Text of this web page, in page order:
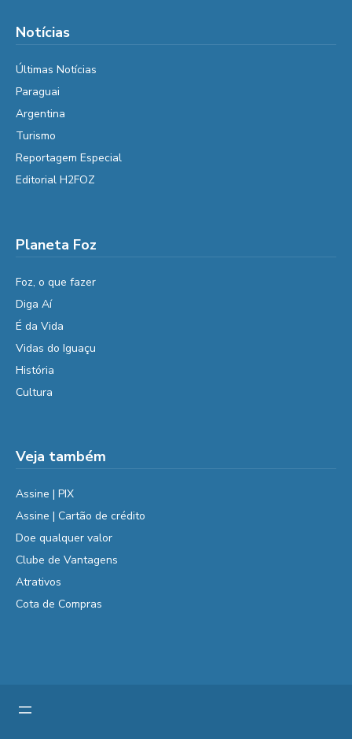
Notícias
Últimas Notícias
Paraguai
Argentina
Turismo
Reportagem Especial
Editorial H2FOZ
Planeta Foz
Foz, o que fazer
Diga Aí
É da Vida
Vidas do Iguaçu
História
Cultura
Veja também
Assine | PIX
Assine | Cartão de crédito
Doe qualquer valor
Clube de Vantagens
Atrativos
Cota de Compras